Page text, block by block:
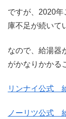
ですが、2020
庫不足が続いて
なので、給湯器
がかなりかかる
リンナイ公式
ノーリツ公式